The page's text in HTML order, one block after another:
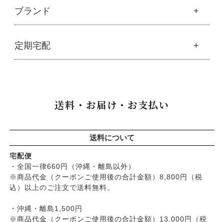
フルボ酸「太古の泉」
├
生活用品
├
ボディソープ
└
雑貨
├クレンジング・洗顔
クリーム・オイル
├男性におすすめスキンケア
リップ・ハンドケア
├入浴用
└デオドラント
├ボディケア
├
ヘアケア
├無添加シャンプー
├無添加コンディショナーなど
├ 豆・ごま・乾物・梅干し
├おせち料理
├
洗浄・キッチン雑貨
├メーカー直送品（豆・米・塩など）
マヨネーズ・ソース・甘味料
├漬物・乾物・海藻
├加工品
└コーヒー・茶類
生活
├ハミガキ
├洗濯
├バス・トイレ
ブランド
ブランド一覧
├アムリターラ
かつらぎ（マグポーリン）
├五條良品販売（五條の霧水）
├コズグロ
├ジザニア
├
ナイアード
├ハーブ研究所（山澤清）
定期宅配
無添加石鹸
├ヘアケア
└オーラルケア
送料・お届け・お支払い
送料について
宅配便
・全国一律660円（沖縄・離島以外）
※商品代金（クーポンご使用後の合計金額）8,800円（税
込）以上のご注文で送料無料。
・沖縄・離島1,500円
※商品代金（クーポンご使用後の合計金額）13,000円（税